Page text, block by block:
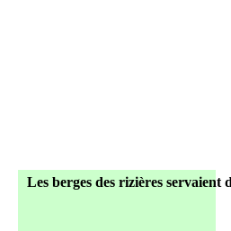
Les berges des rizières